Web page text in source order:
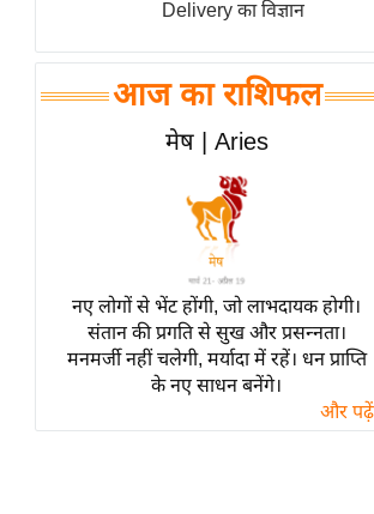
समीक्षा
धर्म
ज्योतिष
त्योहार
राशिफल
विशेष
Delivery का विज्ञान
आज का राशिफल
मेष | Aries
नए लोगों से भेंट होंगी, जो लाभदायक होगी।
संतान की प्रगति से सुख और प्रसन्नता।
मनमर्जी नहीं चलेगी, मर्यादा में रहें। धन प्राप्ति
के नए साधन बनेंगे।
और पढ़ें